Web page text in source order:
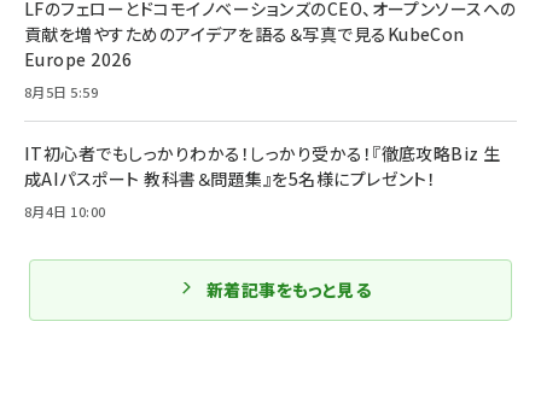
LFのフェローとドコモイノベーションズのCEO、オープンソースへの
貢献を増やすためのアイデアを語る＆写真で見るKubeCon
Europe 2026
8月5日 5:59
IT初心者でもしっかりわかる！しっかり受かる！『徹底攻略Biz 生
成AIパスポート 教科書＆問題集』を5名様にプレゼント！
8月4日 10:00
新着記事をもっと見る